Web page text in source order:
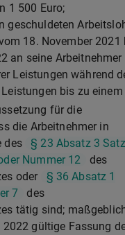
1 500 Euro;
geschuldeten
18. November 2021
an seine Arbeitnehmer
Leistungen während
bis zu
für die
die Arbeitnehmer in
des
§ 23 Absatz 3
Nummer 12
des
oder
§ 36 Absatz 1
7
des
tätig sind;
gültige Fassung